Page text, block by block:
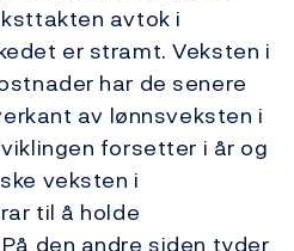
avtok i
er stramt. Veksten i
har de senere
av lønnsveksten i
forsetter i år og
veksten i
til å holde